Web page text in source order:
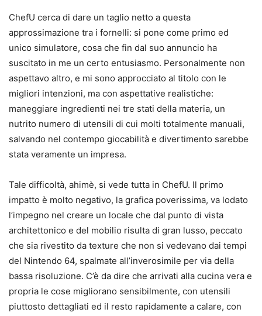
ChefU cerca di dare un taglio netto a questa
approssimazione tra i fornelli: si pone come primo ed
unico simulatore, cosa che fin dal suo annuncio ha
suscitato in me un certo entusiasmo. Personalmente non
aspettavo altro, e mi sono approcciato al titolo con le
migliori intenzioni, ma con aspettative realistiche:
maneggiare ingredienti nei tre stati della materia, un
nutrito numero di utensili di cui molti totalmente manuali,
salvando nel contempo giocabilità e divertimento sarebbe
stata veramente un impresa.
Tale difficoltà, ahimè, si vede tutta in ChefU. Il primo
impatto è molto negativo, la grafica poverissima, va lodato
l’impegno nel creare un locale che dal punto di vista
architettonico e del mobilio risulta di gran lusso, peccato
che sia rivestito da texture che non si vedevano dai tempi
del Nintendo 64, spalmate all’inverosimile per via della
bassa risoluzione. C’è da dire che arrivati alla cucina vera e
propria le cose migliorano sensibilmente, con utensili
piuttosto dettagliati ed il resto rapidamente a calare, con